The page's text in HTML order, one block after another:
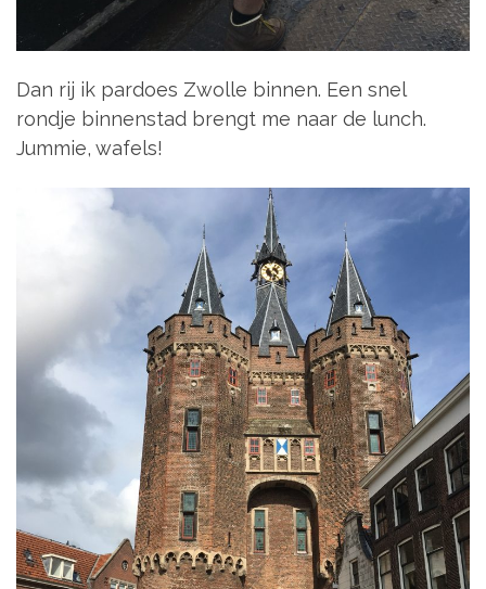
Dan rij ik pardoes Zwolle binnen. Een snel
rondje binnenstad brengt me naar de lunch.
Jummie, wafels!